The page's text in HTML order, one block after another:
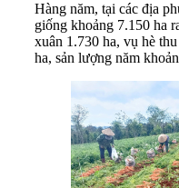
Hàng năm, tại các địa
giống khoảng 7.150 ha
xuân 1.730 ha, vụ hè
ha, sản lượng năm